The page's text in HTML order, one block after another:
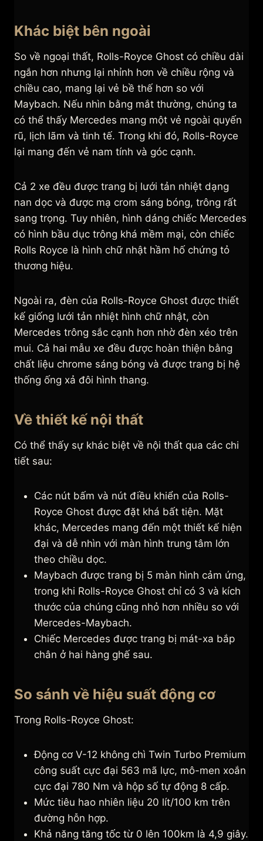
Khác biệt bên ngoài
So về ngoại thất, Rolls-Royce Ghost có chiều dài
ngắn hơn nhưng lại nhỉnh hơn về chiều rộng và
chiều cao, mang lại vẻ bề thế hơn so với
Maybach. Nếu nhìn bằng mắt thường, chúng ta
có thể thấy Mercedes mang một vẻ ngoài quyến
rũ, lịch lãm và tinh tế. Trong khi đó, Rolls-Royce
lại mang đến vẻ nam tính và góc cạnh.
Cả 2 xe đều được trang bị lưới tản nhiệt dạng
nan dọc và được mạ crom sáng bóng, trông rất
sang trọng. Tuy nhiên, hình dáng chiếc Mercedes
có hình bầu dục trông khá mềm mại, còn chiếc
Rolls Royce là hình chữ nhật hầm hố chứng tỏ
thương hiệu.
Ngoài ra, đèn của Rolls-Royce Ghost được thiết
kế giống lưới tản nhiệt hình chữ nhật, còn
Mercedes trông sắc cạnh hơn nhờ đèn xéo trên
mui. Cả hai mẫu xe đều được hoàn thiện bằng
chất liệu chrome sáng bóng và được trang bị hệ
thống ống xả đôi hình thang.
Về thiết kế nội thất
Có thể thấy sự khác biệt về nội thất qua các chi
tiết sau:
Các nút bấm và nút điều khiển của Rolls-
Royce Ghost được đặt khá bất tiện. Mặt
khác, Mercedes mang đến một thiết kế hiện
đại và dễ nhìn với màn hình trung tâm lớn
theo chiều dọc.
Maybach được trang bị 5 màn hình cảm ứng,
trong khi Rolls-Royce Ghost chỉ có 3 và kích
thước của chúng cũng nhỏ hơn nhiều so với
Mercedes-Maybach.
Chiếc Mercedes được trang bị mát-xa bắp
chân ở hai hàng ghế sau.
So sánh về hiệu suất động cơ
Trong Rolls-Royce Ghost:
Động cơ V-12 không chì Twin Turbo Premium
công suất cực đại 563 mã lực, mô-men xoắn
cực đại 780 Nm và hộp số tự động 8 cấp.
Mức tiêu hao nhiên liệu 20 lít/100 km trên
đường hỗn hợp.
Khả năng tăng tốc từ 0 lên 100km là 4,9 giây.